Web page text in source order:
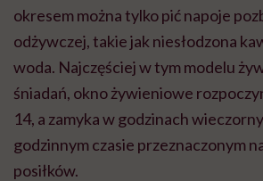
okresem można tylko pić napoje
odżywczej, takie jak niesłodzona
woda. Najczęściej w tym modelu
śniadań, okno żywieniowe
14, a zamyka w godzinach
godzinnym czasie przeznaczonym
posiłków.